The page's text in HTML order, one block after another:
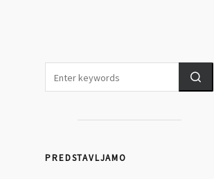
PREDSTAVLJAMO